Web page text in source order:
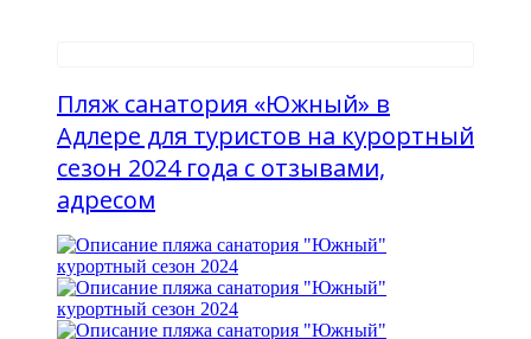
Пляж санатория «Южный» в
Адлере для туристов на курортный
сезон 2024 года с отзывами,
адресом